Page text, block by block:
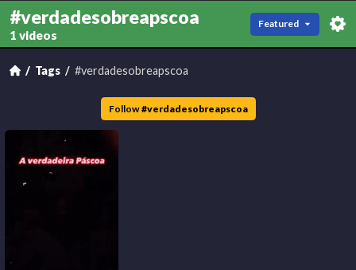
#verdadesobreapscoa
1 videos
Featured
Tags #verdadesobreapscoa
Follow #verdadesobreapscoa